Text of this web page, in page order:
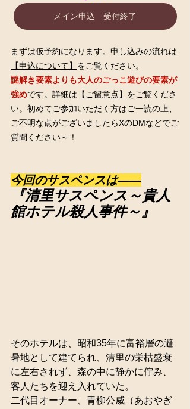
メイン申込 受付終了
まずは仮予約になります。申し込みの流れは
【申込について】 をご覧ください。
謎解き要素よりも大人のごっこ遊びの要素が
強めです。詳細は 【ご留意点】 をご覧くださ
い。初めてご参加いただく方はご一読の上、
ご不明な点がございましたらXのDMなどでご
質問ください～！
今回のサスペンスは――
『清里サスペンス～貴人
館ホテル殺人事件～』
そのホテルは、昭和35年に富裕層の避
暑地として建てられ、清里の栄枯盛衰
に左右されず、森の中に静かに佇み、
客人たちを迎え入れていた。
二代目オーナー、青柳公威（あおやぎ